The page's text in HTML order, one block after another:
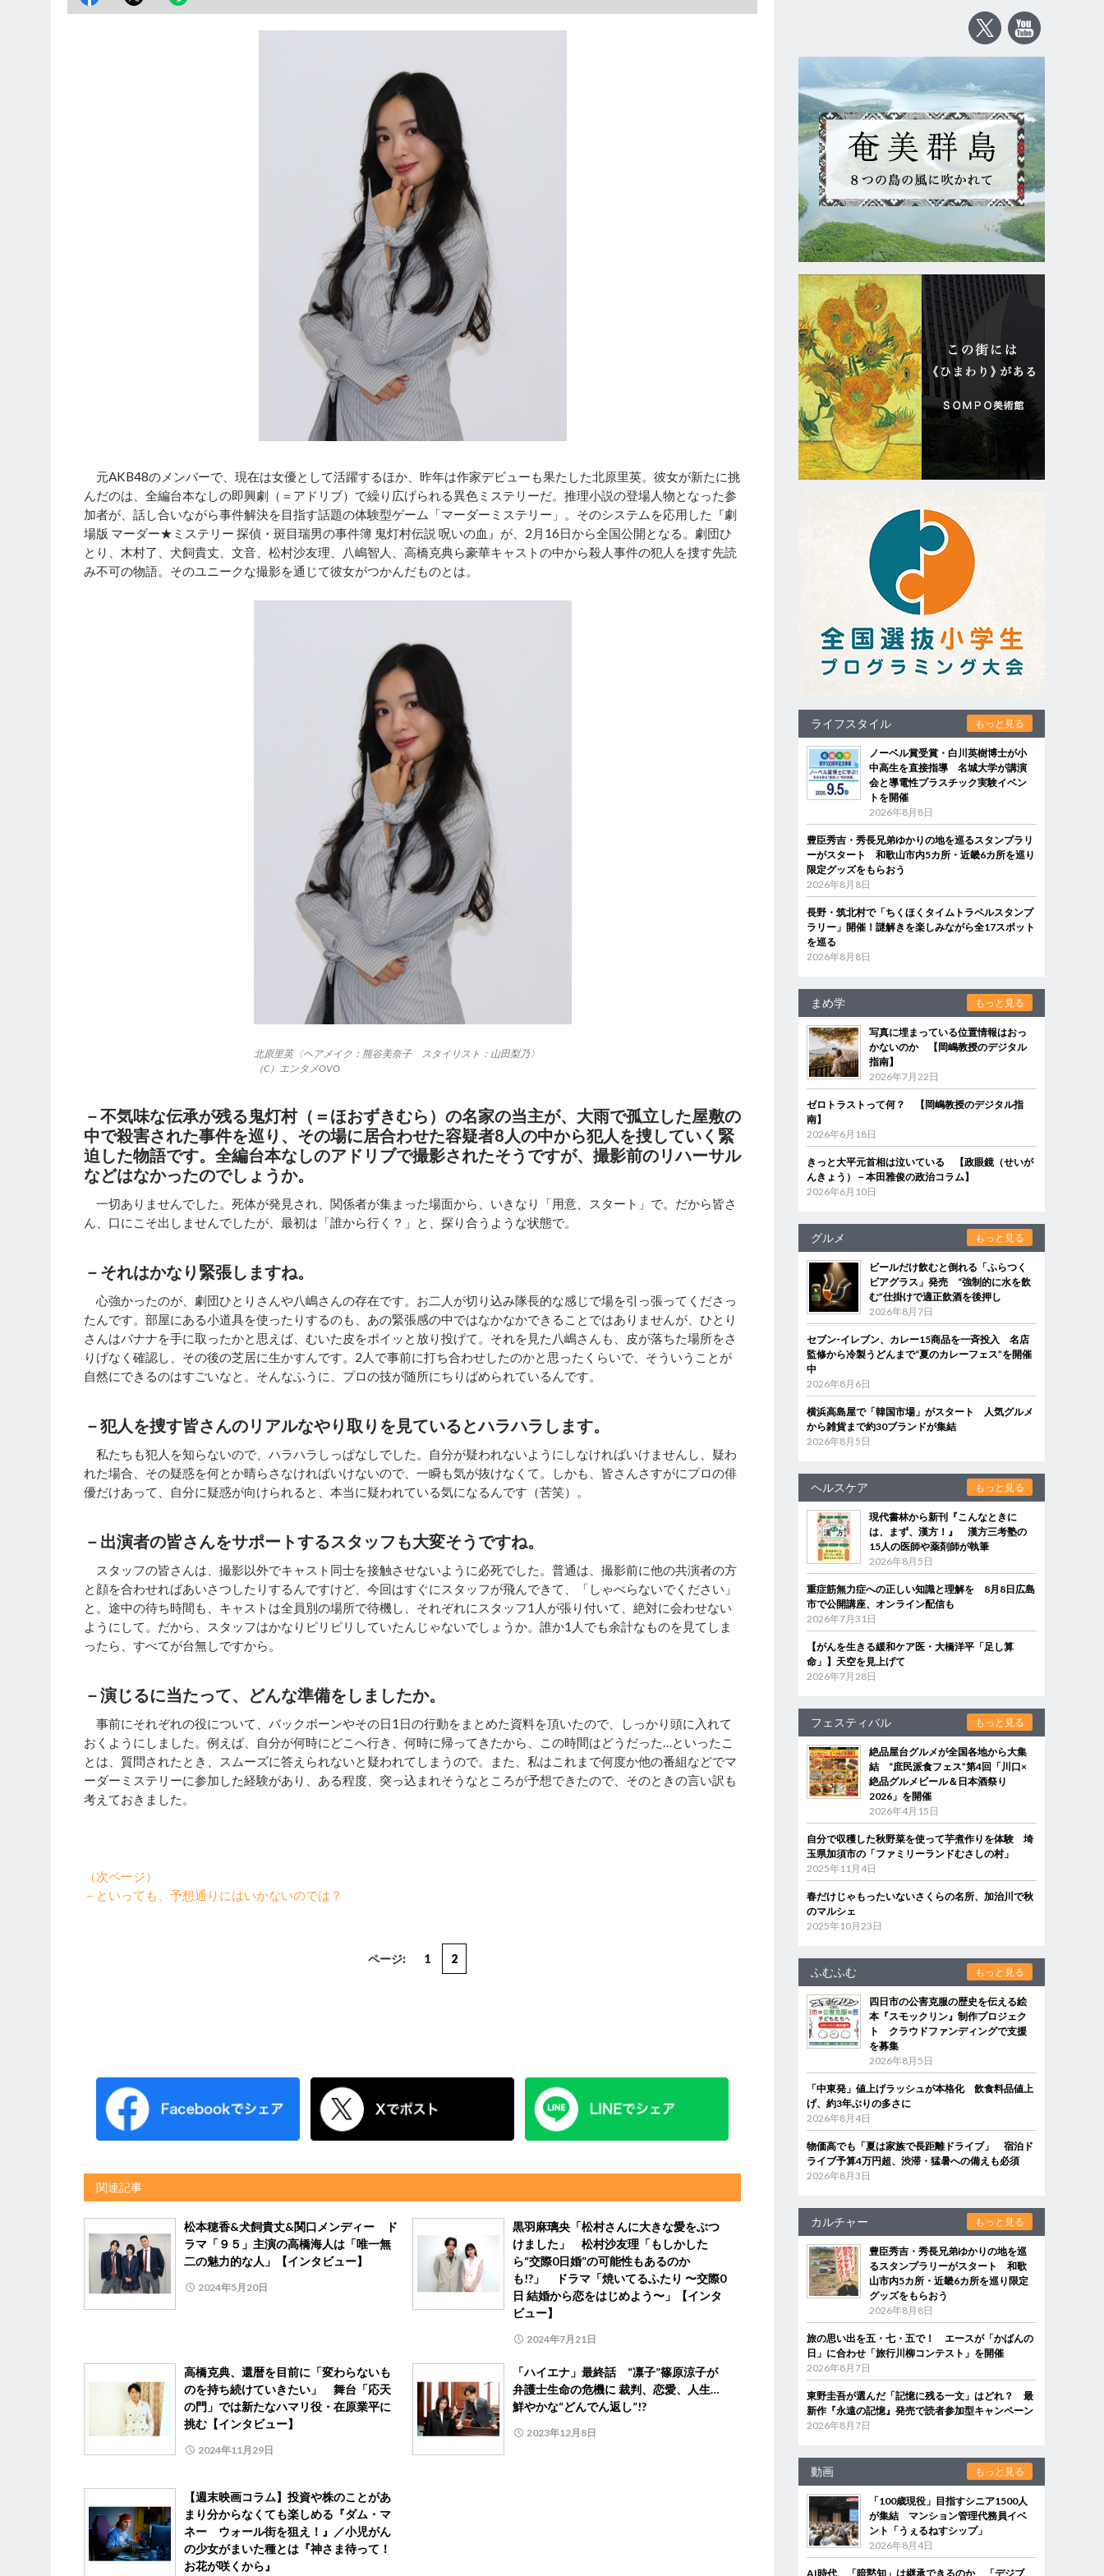
元AKB48のメンバーで、現在は女優として活躍するほか、昨年は作家デビューも果たした北原里英。彼女が新たに挑
んだのは、全編台本なしの即興劇（＝アドリブ）で繰り広げられる異色ミステリーだ。推理小説の登場人物となった参
加者が、話し合いながら事件解決を目指す話題の体験型ゲーム「マーダーミステリー」。そのシステムを応用した『劇
場版 マーダー★ミステリー 探偵・斑目瑞男の事件簿 鬼灯村伝説 呪いの血』が、2月16日から全国公開となる。劇団ひ
とり、木村了、犬飼貴丈、文音、松村沙友理、八嶋智人、高橋克典ら豪華キャストの中から殺人事件の犯人を捜す先読
み不可の物語。そのユニークな撮影を通じて彼女がつかんだものとは。
北原里英〈ヘアメイク：熊谷美奈子 スタイリスト：山田梨乃〉
（C）エンタメOVO
－不気味な伝承が残る鬼灯村（＝ほおずきむら）の名家の当主が、大雨で孤立した屋敷の
中で殺害された事件を巡り、その場に居合わせた容疑者8人の中から犯人を捜していく緊
迫した物語です。全編台本なしのアドリブで撮影されたそうですが、撮影前のリハーサル
などはなかったのでしょうか。
一切ありませんでした。死体が発見され、関係者が集まった場面から、いきなり「用意、スタート」で。だから皆さ
ん、口にこそ出しませんでしたが、最初は「誰から行く？」と、探り合うような状態で。
－それはかなり緊張しますね。
心強かったのが、劇団ひとりさんや八嶋さんの存在です。お二人が切り込み隊長的な感じで場を引っ張ってくださっ
たんです。部屋にある小道具を使ったりするのも、あの緊張感の中ではなかなかできることではありませんが、ひとり
さんはバナナを手に取ったかと思えば、むいた皮をポイッと放り投げて。それを見た八嶋さんも、皮が落ちた場所をさ
りげなく確認し、その後の芝居に生かすんです。2人で事前に打ち合わせしたのかと思ったくらいで、そういうことが
自然にできるのはすごいなと。そんなふうに、プロの技が随所にちりばめられているんです。
－犯人を捜す皆さんのリアルなやり取りを見ているとハラハラします。
私たちも犯人を知らないので、ハラハラしっぱなしでした。自分が疑われないようにしなければいけませんし、疑わ
れた場合、その疑惑を何とか晴らさなければいけないので、一瞬も気が抜けなくて。しかも、皆さんさすがにプロの俳
優だけあって、自分に疑惑が向けられると、本当に疑われている気になるんです（苦笑）。
－出演者の皆さんをサポートするスタッフも大変そうですね。
スタッフの皆さんは、撮影以外でキャスト同士を接触させないように必死でした。普通は、撮影前に他の共演者の方
と顔を合わせればあいさつしたりするんですけど、今回はすぐにスタッフが飛んできて、「しゃべらないでください」
と。途中の待ち時間も、キャストは全員別の場所で待機し、それぞれにスタッフ1人が張り付いて、絶対に会わせない
ようにして。だから、スタッフはかなりピリピリしていたんじゃないでしょうか。誰か1人でも余計なものを見てしま
ったら、すべてが台無しですから。
－演じるに当たって、どんな準備をしましたか。
事前にそれぞれの役について、バックボーンやその日1日の行動をまとめた資料を頂いたので、しっかり頭に入れて
おくようにしました。例えば、自分が何時にどこへ行き、何時に帰ってきたから、この時間はどうだった…といったこ
とは、質問されたとき、スムーズに答えられないと疑われてしまうので。また、私はこれまで何度か他の番組などでマ
ーダーミステリーに参加した経験があり、ある程度、突っ込まれそうなところが予想できたので、そのときの言い訳も
考えておきました。
（次ページ）
－といっても、予想通りにはいかないのでは？
ページ: 1 2
関連記事
松本穂香&犬飼貴丈&関口メンディー ド
ラマ「９５」主演の高橋海人は「唯一無
二の魅力的な人」【インタビュー】
2024年5月20日
黒羽麻璃央「松村さんに大きな愛をぶつ
けました」 松村沙友理「もしかした
ら“交際0日婚”の可能性もあるのか
も!?」 ドラマ「焼いてるふたり 〜交際0
日 結婚から恋をはじめよう〜」【インタ
ビュー】
2024年7月21日
高橋克典、還暦を目前に「変わらないも
のを持ち続けていきたい」 舞台「応天
の門」では新たなハマリ役・在原業平に
挑む【インタビュー】
2024年11月29日
「ハイエナ」最終話 “凛子”篠原涼子が
弁護士生命の危機に 裁判、恋愛、人生…
鮮やかな“どんでん返し”!?
2023年12月8日
【週末映画コラム】投資や株のことがあ
まり分からなくても楽しめる『ダム・マ
ネー ウォール街を狙え！』／小児がん
の少女がまいた種とは『神さま待って！
お花が咲くから』
ライフスタイル もっと見る
ノーベル賞受賞・白川英樹博士が小
中高生を直接指導 名城大学が講演
会と導電性プラスチック実験イベン
トを開催
2026年8月8日
豊臣秀吉・秀長兄弟ゆかりの地を巡るスタンプラリ
ーがスタート 和歌山市内5カ所・近畿6カ所を巡り
限定グッズをもらおう
2026年8月8日
長野・筑北村で「ちくほくタイムトラベルスタンプ
ラリー」開催！謎解きを楽しみながら全17スポット
を巡る
2026年8月8日
まめ学 もっと見る
写真に埋まっている位置情報はおっ
かないのか 【岡嶋教授のデジタル
指南】
2026年7月22日
ゼロトラストって何？ 【岡嶋教授のデジタル指
南】
2026年6月18日
きっと大平元首相は泣いている 【政眼鏡（せいが
んきょう）－本田雅俊の政治コラム】
2026年6月10日
グルメ もっと見る
ビールだけ飲むと倒れる「ふらつく
ビアグラス」発売 “強制的に水を飲
む”仕掛けで適正飲酒を後押し
2026年8月7日
セブン‐イレブン、カレー15商品を一斉投入 名店
監修から冷製うどんまで“夏のカレーフェス”を開催
中
2026年8月6日
横浜高島屋で「韓国市場」がスタート 人気グルメ
から雑貨まで約30ブランドが集結
2026年8月5日
ヘルスケア もっと見る
現代書林から新刊『こんなときに
は、まず、漢方！』 漢方三考塾の
15人の医師や薬剤師が執筆
2026年8月5日
重症筋無力症への正しい知識と理解を 8月8日広島
市で公開講座、オンライン配信も
2026年7月31日
【がんを生きる緩和ケア医・大橋洋平「足し算
命」】天空を見上げて
2026年7月28日
フェスティバル もっと見る
絶品屋台グルメが全国各地から大集
結 “庶民派食フェス”第4回「川口×
絶品グルメビール＆日本酒祭り
2026」を開催
2026年4月15日
自分で収穫した秋野菜を使って芋煮作りを体験 埼
玉県加須市の「ファミリーランドむさしの村」
2025年11月4日
春だけじゃもったいないさくらの名所、加治川で秋
のマルシェ
2025年10月23日
ふむふむ もっと見る
四日市の公害克服の歴史を伝える絵
本『スモックリン』制作プロジェク
ト クラウドファンディングで支援
を募集
2026年8月5日
「中東発」値上げラッシュが本格化 飲食料品値上
げ、約3年ぶりの多さに
2026年8月4日
物価高でも「夏は家族で長距離ドライブ」 宿泊ド
ライブ予算4万円超、渋滞・猛暑への備えも必須
2026年8月3日
カルチャー もっと見る
豊臣秀吉・秀長兄弟ゆかりの地を巡
るスタンプラリーがスタート 和歌
山市内5カ所・近畿6カ所を巡り限定
グッズをもらおう
2026年8月8日
旅の思い出を五・七・五で！ エースが「かばんの
日」に合わせ「旅行川柳コンテスト」を開催
2026年8月7日
東野圭吾が選んだ「記憶に残る一文」はどれ？ 最
新作『永遠の記憶』発売で読者参加型キャンペーン
2026年8月7日
動画 もっと見る
「100歳現役」目指すシニア1500人
が集結 マンション管理代務員イベ
ント「うぇるねすシップ」
2026年8月4日
AI時代、「暗黙知」は継承できるのか 「デジブ